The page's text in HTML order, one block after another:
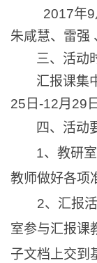
2017年
朱咸慧、雷强
三、活动
汇报课集
25日-12月
四、活动
1、教研
教师做好各项
2、汇报
室参与汇报课
子文档上交到